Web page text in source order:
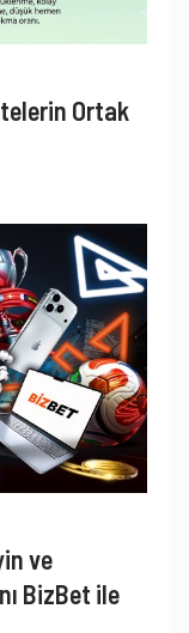
Ortak
ve
BizBet ile